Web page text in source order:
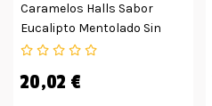
Caramelos Halls Sabor
Eucalipto Mentolado Sin
Azúcar
20,02 €